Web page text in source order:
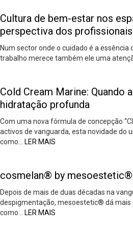
Cultura de bem-estar nos
perspectiva dos profissionais
Num sector onde o cuidado é a essência
trabalho merece também ele uma
Cold Cream Marine: Quando
hidratação profunda
Com uma nova fórmula de concepção
activos de vanguarda, esta novidade do
como…
LER MAIS
cosmelan® by
Depois de mais de duas décadas na
despigmentação, mesoestetic® dá mais
como…
LER MAIS